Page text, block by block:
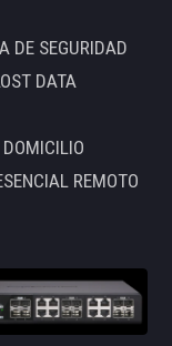
DE SEGURIDAD
DATA
REMOTO